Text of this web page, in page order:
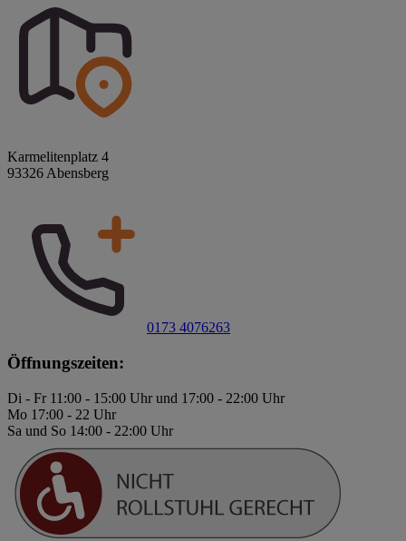
Karmelitenplatz 4
93326 Abensberg
0173 4076263
Öffnungszeiten:
Di - Fr 11:00 - 15:00 Uhr und 17:00 - 22:00 Uhr
Mo 17:00 - 22 Uhr
Sa und So 14:00 - 22:00 Uhr